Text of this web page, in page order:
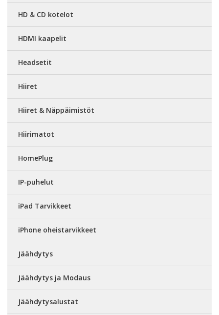
HD & CD kotelot
HDMI kaapelit
Headsetit
Hiiret
Hiiret & Näppäimistöt
Hiirimatot
HomePlug
IP-puhelut
iPad Tarvikkeet
iPhone oheistarvikkeet
Jäähdytys
Jäähdytys ja Modaus
Jäähdytysalustat